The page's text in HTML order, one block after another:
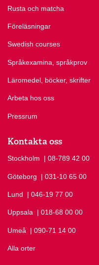
Rusta och matcha
Föreläsningar
Swedish courses
Språkexamina, språkprov
Läromedel, böcker, skrifter
Arbeta hos oss
Pressrum
Kontakta oss
Stockholm Ring Stockholm på
| 08-789 42 00
Göteborg Ring Göteborg på
| 031-10 65 00
Lund Ring Lund på
| 046-19 77 00
Uppsala Ring Uppsala på
| 018-68 00 00
Umeå Ring Umeå på
| 090-71 14 00
Alla orter